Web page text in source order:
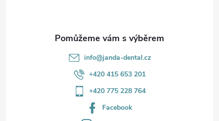
info@janda-dental.cz
+420 415 653 201
+420 775 228 764
Facebook